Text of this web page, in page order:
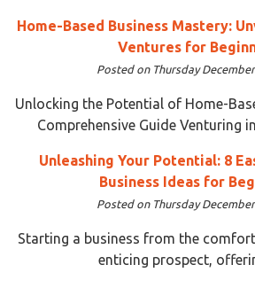
Home-Based Business Mastery:
Ventures for
Posted on Thursday
Unlocking the Potential of Home-
Comprehensive Guide Venturing
Unleashing Your Potential: 8
Business Ideas for
Posted on Thursday
Starting a business from the
enticing prospect,